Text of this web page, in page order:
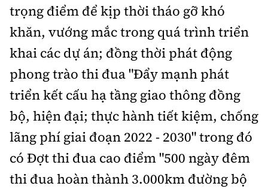
trọng điểm để kịp thời tháo gỡ khó
khăn, vướng mắc trong quá trình triển
khai các dự án; đồng thời phát động
phong trào thi đua "Đẩy mạnh phát
triển kết cấu hạ tầng giao thông đồng
bộ, hiện đại; thực hành tiết kiệm, chống
lãng phí giai đoạn 2022 - 2030" trong đó
có Đợt thi đua cao điểm "500 ngày đêm
thi đua hoàn thành 3.000km đường bộ